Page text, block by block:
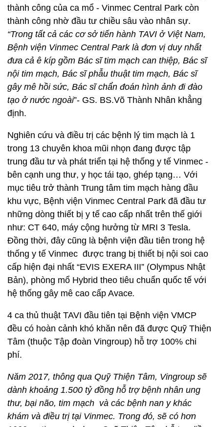
thành công của ca mổ - Vinmec Central Park còn
thành công nhờ đầu tư chiều sâu vào nhân sự.
“Trong tất cả các cơ sở tiến hành TAVI ở Việt Nam,
Bệnh viện Vinmec Central Park là đơn vị duy nhất
đưa cả ê kíp gồm Bác sĩ tim mạch can thiệp, Bác sĩ
nội tim mạch, Bác sĩ phẫu thuật tim mạch, Bác sĩ
gây mê hồi sức, Bác sĩ chẩn đoán hình ảnh đi đào
tạo ở nước ngoài”- GS. BS.Võ Thành Nhân khẳng
định.
Nghiên cứu và điều trị các bệnh lý tim mạch là 1
trong 13 chuyên khoa mũi nhọn đang được tập
trung đầu tư và phát triển tại hệ thống y tế Vinmec -
bên cạnh ung thư, y học tái tạo, ghép tạng… Với
mục tiêu trở thành Trung tâm tim mạch hàng đầu
khu vực, Bệnh viện Vinmec Central Park đã đầu tư
những dòng thiết bị y tế cao cấp nhất trên thế giới
như: CT 640, máy cộng hưởng từ MRI 3 Tesla.
Đồng thời, đây cũng là bệnh viện đầu tiên trong hệ
thống y tế Vinmec được trang bị thiết bị nội soi cao
cấp hiện đại nhất “EVIS EXERA III” (Olympus Nhật
Bản), phòng mổ Hybrid theo tiêu chuẩn quốc tế với
hệ thống gây mê cao cấp Avace.
4 ca thủ thuật TAVI đầu tiên tại Bệnh viện VMCP
đều có hoàn cảnh khó khăn nên đã được Quỹ Thiện
Tâm (thuộc Tập đoàn Vingroup) hỗ trợ 100% chi
phí.
Năm 2017, thông qua Quỹ Thiện Tâm, Vingroup sẽ
dành khoảng 1.500 tỷ đồng hỗ trợ bệnh nhân ung
thư, bại não, tim mạch và các bệnh nan y khác
khám và điều trị tại Vinmec. Trong đó, sẽ có hơn